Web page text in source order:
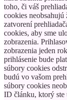
toho, či váš
cookies neobsahujú
zatvorení
cookies, aby sme
zobrazenia.
zobrazenia jeden
prihlásenie bude
súbory cookies
budú vo vašom
súbory cookies
ID článku, ktorý ste